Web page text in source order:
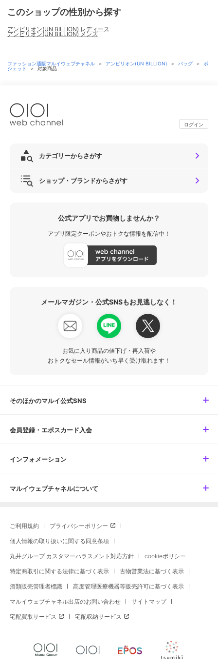
このショップの性別から探す
アンビリオン(UN BILLION) レディース
アンビリオン(UN BILLION) メンズ
ファッション通販マルイウェブチャネル ＞ アンビリオン(UN BILLION) ＞ バッグ ＞
ポ
シェット
＞ 対象商品
ログイン
カテゴリーからさがす
ショップ・ブランドからさがす
公式アプリでお買物しませんか？
アプリ限定クーポンやおトクな情報を配信中！
メールマガジン・公式SNSもお見逃しなく！
お気に入り商品の値下げ・再入荷や
おトクなセール情報がいち早く受け取れます！
そのほかのマルイ公式SNS
会員登録・エポスカード入会
インフォメーション
マルイウェブチャネルについて
ご利用規約 プライバシーポリシー
個人情報の取り扱いに関する同意条項
丸井グループ カスタマーハラスメント対応方針 cookieポリシー
特定商取引に関する法律に基づく表示 古物営業法に基づく表示
酒類販売管理者標識 高度管理医療機器等販売許可に基づく表示
マルイウェブチャネル出店のお問い合わせ サイトマップ
宅配買取サービス 宅配収納サービス